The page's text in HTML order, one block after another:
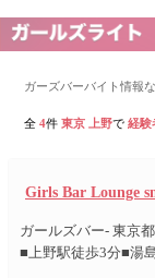
ガーズバーバイト情報
全4件東京 上野で経験
Girls Bar Lounge
ガールズバー- 東京
■上野駅徒歩3分■湯